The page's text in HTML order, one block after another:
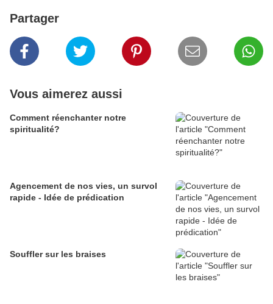
Partager
Vous aimerez aussi
Comment réenchanter notre
spiritualité?
Agencement de nos vies, un survol
rapide - Idée de prédication
Souffler sur les braises